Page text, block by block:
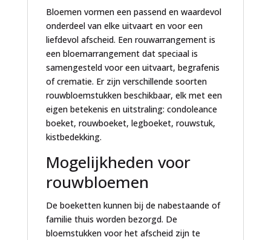
Bloemen vormen een passend en waardevol
onderdeel van elke uitvaart en voor een
liefdevol afscheid. Een rouwarrangement is
een bloemarrangement dat speciaal is
samengesteld voor een uitvaart, begrafenis
of crematie. Er zijn verschillende soorten
rouwbloemstukken beschikbaar, elk met een
eigen betekenis en uitstraling: condoleance
boeket, rouwboeket, legboeket, rouwstuk,
kistbedekking.
Mogelijkheden voor
rouwbloemen
De boeketten kunnen bij de nabestaande of
familie thuis worden bezorgd. De
bloemstukken voor het afscheid zijn te